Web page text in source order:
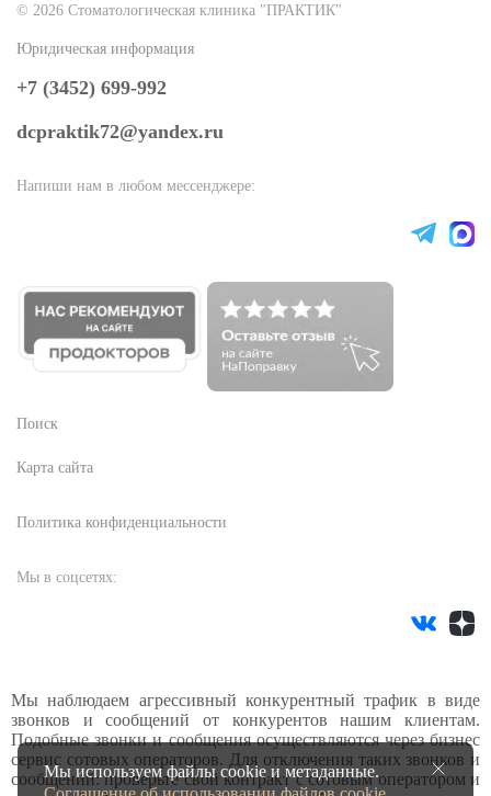
© 2026 Стоматологическая клиника "ПРАКТИК"
Юридическая информация
+7 (3452) 699-992
dcpraktik72@yandex.ru
Напиши нам в любом мессенджере:
Поиск
Карта сайта
Политика конфиденциальности
Мы в соцсетях:
Мы наблюдаем агрессивный конкурентный трафик в виде
звонков и сообщений от конкурентов нашим клиентам.
Подобные звонки и сообщения осуществляются через бизнес
сервис сотовых операторов. Для отключения таких звонков и
сообщений: проверьте свой контракт с сотовым оператором и
Мы используем файлы cookie и метаданные.